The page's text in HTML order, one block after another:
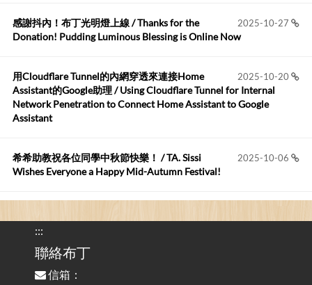
布丁布丁吃布丁:
我目前並沒有常駐的Google Home...
2026-05-15
Robertmycs:
這篇WinXP公用電腦安裝與優化的步驟超...
您好,首先肯定感謝您造福許多莘莘學子。有...
2025-10-27
感謝抖內！布丁光明燈上線 / Thanks for the
Donation! Pudding Luminous Blessing is Online Now
2025-10-20
用Cloudflare Tunnel的內網穿透來連接Home
Assistant的Google助理 / Using Cloudflare Tunnel for Internal
Network Penetration to Connect Home Assistant to Google
Assistant
2025-10-06
希希助教祝各位同學中秋節快樂！ / TA. Sissi
Wishes Everyone a Happy Mid-Autumn Festival!
的問題 / Are You Tired of Looking at the Computer? Pay More
Attention to Glare Than the Screen
為何桌前打字總是腰痠背痛？桌子高度和螢幕高度
:::
聯絡布丁
信箱：